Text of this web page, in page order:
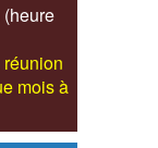
mois à